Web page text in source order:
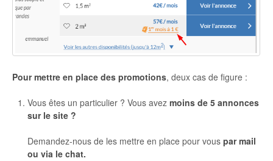
Pour mettre en place des promotions, deux cas de figure :
Vous êtes un particulier ? Vous avez moins de 5 annonces
sur le site ?
Demandez-nous de les mettre en place pour vous par mail
ou via le chat.